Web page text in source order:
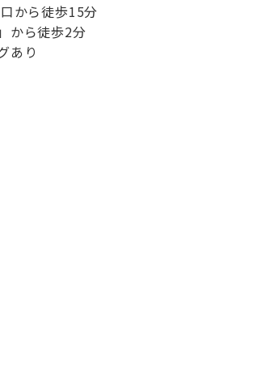
から徒歩15分
から徒歩2分
あり